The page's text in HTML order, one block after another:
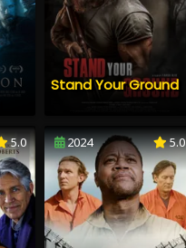
Stand Your Ground
5.0 2024 5.0